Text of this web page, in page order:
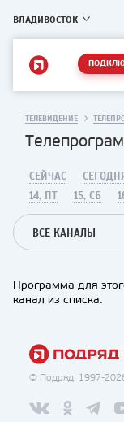
ВЛАДИВОСТОК
ТЕЛЕВИДЕНИЕ
СЕЙЧАС СЕГОДНЯ
14, ПТ
15, СБ
ВСЕ КАНАЛЫ
Программа для
канал из списка.
© Подряд, 1997-